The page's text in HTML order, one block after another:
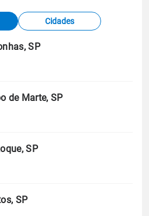
de estações
do Centro de Previsão
(CPTEC).
sobre os dados
Cidades
SP
de Marte, SP
SP
SP